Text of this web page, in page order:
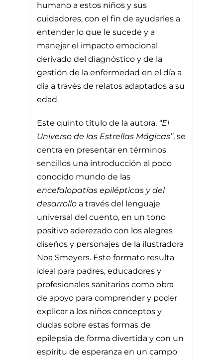
humano a estos niños y sus
cuidadores, con el fin de ayudarles a
entender lo que le sucede y a
manejar el impacto emocional
derivado del diagnóstico y de la
gestión de la enfermedad en el día a
día a través de relatos adaptados a su
edad.
Este quinto título de la autora, “El
Universo de las Estrellas Mágicas”, se
centra en presentar en términos
sencillos una introducción al poco
conocido mundo de las
encefalopatías epilépticas y del
desarrollo a través del lenguaje
universal del cuento, en un tono
positivo aderezado con los alegres
diseños y personajes de la ilustradora
Noa Smeyers. Este formato resulta
ideal para padres, educadores y
profesionales sanitarios como obra
de apoyo para comprender y poder
explicar a los niños conceptos y
dudas sobre estas formas de
epilepsia de forma divertida y con un
espíritu de esperanza en un campo